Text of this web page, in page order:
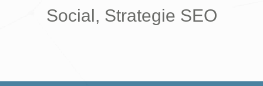
Social, Strategie SEO